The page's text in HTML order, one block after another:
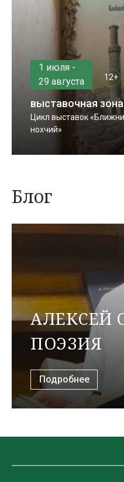
1 июля -
29 августа
12+
выставочная
Цикл выставок
нохчий»
Блог
АЛЕКСЕЙ
ПОЭЗИЯ
Подробнее